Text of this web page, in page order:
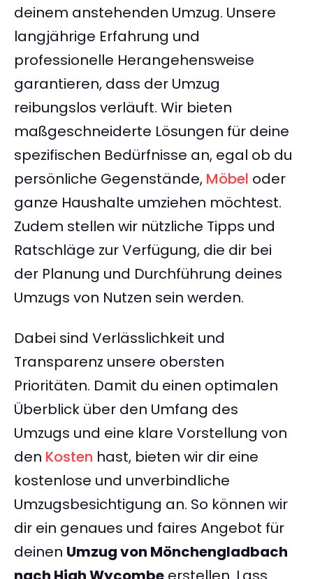
deinem anstehenden Umzug. Unsere
langjährige Erfahrung und
professionelle Herangehensweise
garantieren, dass der Umzug
reibungslos verläuft. Wir bieten
maßgeschneiderte Lösungen für deine
spezifischen Bedürfnisse an, egal ob du
persönliche Gegenstände, Möbel oder
ganze Haushalte umziehen möchtest.
Zudem stellen wir nützliche Tipps und
Ratschläge zur Verfügung, die dir bei
der Planung und Durchführung deines
Umzugs von Nutzen sein werden.
Dabei sind Verlässlichkeit und
Transparenz unsere obersten
Prioritäten. Damit du einen optimalen
Überblick über den Umfang des
Umzugs und eine klare Vorstellung von
den Kosten hast, bieten wir dir eine
kostenlose und unverbindliche
Umzugsbesichtigung an. So können wir
dir ein genaues und faires Angebot für
deinen Umzug von Mönchengladbach